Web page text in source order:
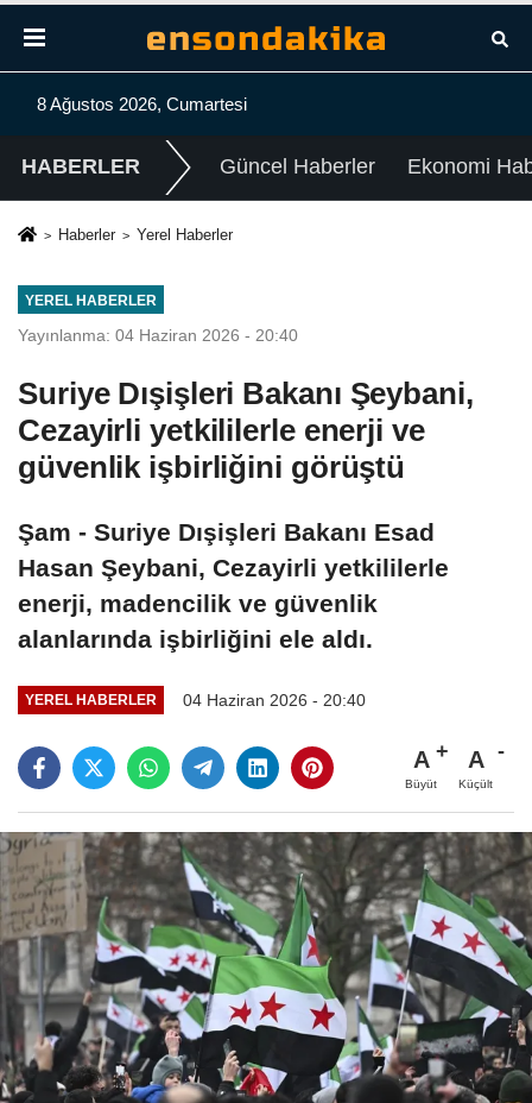
8 Ağustos 2026, Cumartesi
HABERLER Güncel Haberler Ekonomi
Haberler Yerel Haberler
YEREL HABERLER
Yayınlanma: 04 Haziran 2026 - 20:40
Suriye Dışişleri Bakanı Şeybani,
Cezayirli yetkililerle enerji ve
güvenlik işbirliğini görüştü
Şam - Suriye Dışişleri Bakanı Esad
Hasan Şeybani, Cezayirli yetkililerle
enerji, madencilik ve güvenlik
alanlarında işbirliğini ele aldı.
YEREL HABERLER 04 Haziran 2026 - 20:40
A
Büyüt
A
Küçült